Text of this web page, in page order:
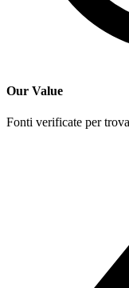
Our Value
Fonti verificate per